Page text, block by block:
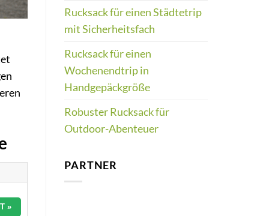
»
Rucksack für einen Städtetrip
mit Sicherheitsfach
Rucksack für einen
Wochenendtrip in
Handgepäckgröße
Robuster Rucksack für
Outdoor-Abenteuer
PARTNER